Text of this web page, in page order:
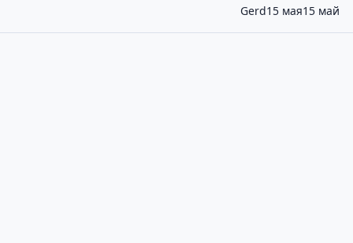
Gerd15 мая15 май